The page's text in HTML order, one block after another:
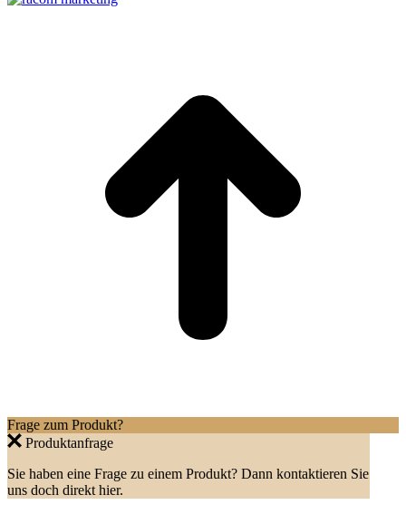
Frage zum Produkt?
Produktanfrage
Sie haben eine Frage zu einem Produkt? Dann kontaktieren Sie
uns doch direkt hier.